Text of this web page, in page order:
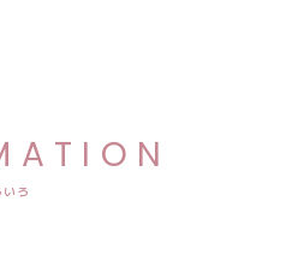
いろ